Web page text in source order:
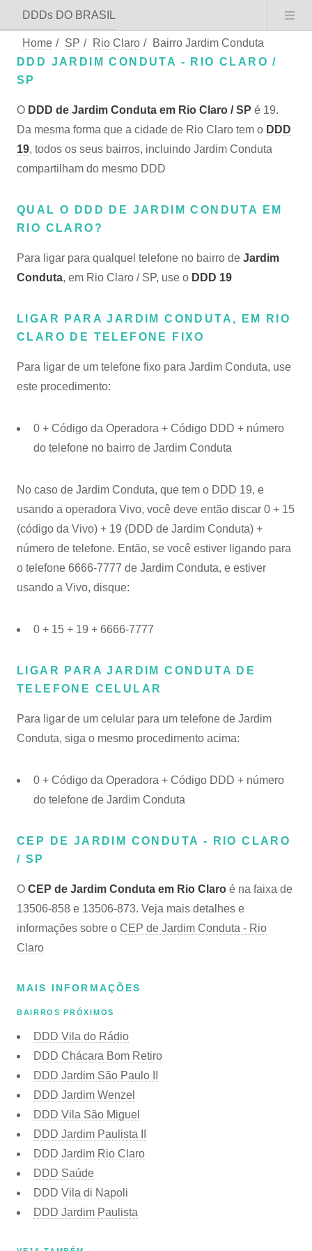
DDDs DO BRASIL
Home / SP / Rio Claro /
Bairro Jardim Conduta
DDD JARDIM CONDUTA - RIO CLARO /
SP
O DDD de Jardim Conduta em Rio Claro / SP é 19.
Da mesma forma que a cidade de Rio Claro tem o DDD
19, todos os seus bairros, incluindo Jardim Conduta
compartilham do mesmo DDD
QUAL O DDD DE JARDIM CONDUTA EM
RIO CLARO?
Para ligar para qualquel telefone no bairro de Jardim
Conduta, em Rio Claro / SP, use o DDD 19
LIGAR PARA JARDIM CONDUTA, EM RIO
CLARO DE TELEFONE FIXO
Para ligar de um telefone fixo para Jardim Conduta, use
este procedimento:
0 + Código da Operadora + Código DDD + número
do telefone no bairro de Jardim Conduta
No caso de Jardim Conduta, que tem o DDD 19, e
usando a operadora Vivo, você deve então discar 0 + 15
(código da Vivo) + 19 (DDD de Jardim Conduta) +
número de telefone. Então, se você estiver ligando para
o telefone 6666-7777 de Jardim Conduta, e estiver
usando a Vivo, disque:
0 + 15 + 19 + 6666-7777
LIGAR PARA JARDIM CONDUTA DE
TELEFONE CELULAR
Para ligar de um celular para um telefone de Jardim
Conduta, siga o mesmo procedimento acima:
0 + Código da Operadora + Código DDD + número
do telefone de Jardim Conduta
CEP DE JARDIM CONDUTA - RIO CLARO
/ SP
O CEP de Jardim Conduta em Rio Claro é na faixa de
13506-858 e 13506-873. Veja mais detalhes e
informações sobre o CEP de Jardim Conduta - Rio
Claro
MAIS INFORMAÇÕES
BAIRROS PRÓXIMOS
DDD Vila do Rádio
DDD Chácara Bom Retiro
DDD Jardim São Paulo II
DDD Jardim Wenzel
DDD Vila São Miguel
DDD Jardim Paulista II
DDD Jardim Rio Claro
DDD Saúde
DDD Vila di Napoli
DDD Jardim Paulista